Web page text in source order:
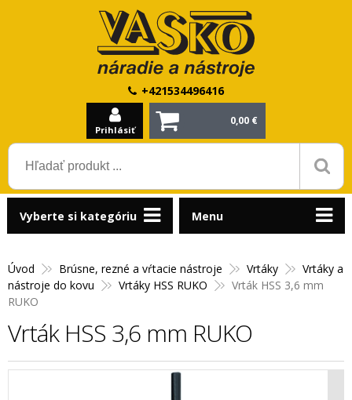
+421534496416
Prihlásiť
0,00 €
Úvod Brúsne, rezné a vŕtacie nástroje Vrtáky
Vrtáky a
nástroje do kovu
Vrtáky HSS RUKO
Vrták HSS 3,6 mm
RUKO
Vrták HSS 3,6 mm RUKO
Vyberte si kategóriu Menu